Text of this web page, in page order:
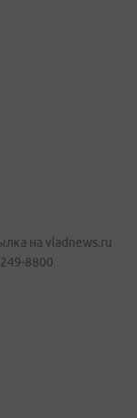
на vladnews.ru
8800